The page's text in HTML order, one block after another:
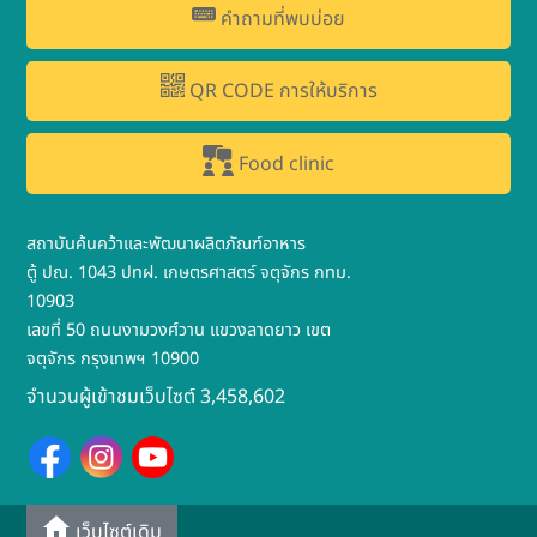
คำถามที่พบบ่อย
QR CODE การให้บริการ
Food clinic
สถาบันค้นคว้าและพัฒนาผลิตภัณฑ์อาหาร
ตู้ ปณ. 1043 ปทฝ. เกษตรศาสตร์ จตุจักร กทม.
10903
เลขที่ 50 ถนนงามวงศ์วาน แขวงลาดยาว เขต
จตุจักร กรุงเทพฯ 10900
จำนวนผู้เข้าชมเว็บไซต์ 3,458,602